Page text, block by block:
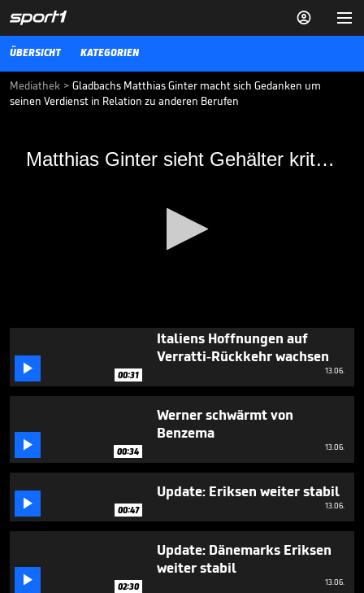


ÜBERSICHT KATEGORIEN
Mediathek > Gladbachs Matthias Ginter macht sich Gedanken um
seinen Verdienst in Relation zu anderen Berufen
Matthias Ginter sieht Gehälter kritisch
of
seconds
Matthias Ginter sieht Gehälter kritisch
 00:31
Italiens Hoffnungen auf
Verratti-Rückkehr wachsen
13.06.
 00:34
Werner schwärmt von
Benzema
13.06.
 00:47
Update: Eriksen weiter stabil
13.06.
 02:30
Update: Dänemarks Eriksen
weiter stabil
13.06.